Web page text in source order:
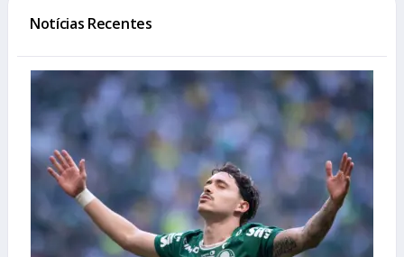
Notícias Recentes